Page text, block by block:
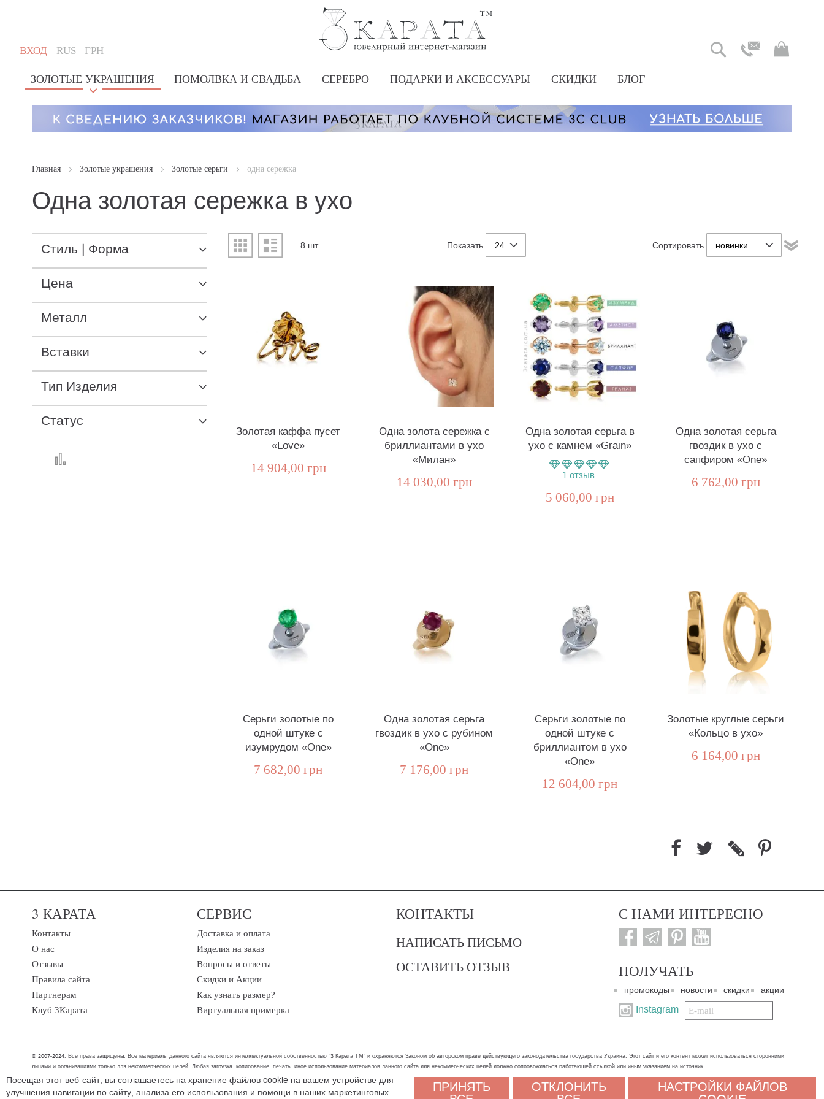
ВХОД
Skip
to
Content
Язык
RUS
Моя
Валюта
ГРН
ЗОЛОТЫЕ УКРАШЕНИЯ ПОМОЛВКА И СВАДЬБА СЕРЕБРО ПОДАРКИ И АКСЕССУАРЫ СКИДКИ БЛОГ
Главная Золотые украшения Золотые серьги одна сережка
Одна золотая сережка в ухо
Вид
Показать
8 шт. Сортировать
Золотая каффа пусет
«Love»
14 904,00 грн
Одна золота сережка с
бриллиантами в ухо
«Милан»
14 030,00 грн
Одна золотая серьга в
ухо с камнем «Grain»
1 отзыв
5 060,00 грн
Одна золотая серьга
гвоздик в ухо с
сапфиром «One»
6 762,00 грн
Серьги золотые по
одной штуке с
изумрудом «One»
7 682,00 грн
Одна золотая серьга
гвоздик в ухо с рубином
«One»
7 176,00 грн
Серьги золотые по
одной штуке с
бриллиантом в ухо
«One»
12 604,00 грн
Золотые круглые серьги
«Кольцо в ухо»
6 164,00 грн
Стиль | Форма
Цена
Металл
Вставки
Тип Изделия
Статус
3 КАРАТА
Контакты
О нас
Отзывы
Правила сайта
Партнерам
Клуб 3Карата
СЕРВИС
Доставка и оплата
Изделия на заказ
Вопросы и ответы
Скидки и Акции
Как узнать размер?
Виртуальная примерка
КОНТАКТЫ
НАПИСАТЬ ПИСЬМО
ОСТАВИТЬ ОТЗЫВ
С НАМИ ИНТЕРЕСНО
ПОЛУЧАТЬ
промокоды новости скидки акции
Instagram
Подписаться
на
© 2007-2024. Все права защищены. Все материалы данного сайта являются интеллектуальной собственностью "3 Карата ТМ" и охраняются Законом об авторском праве действующего законодательства государства Украина. Этот сайт и его контент может использоваться сторонними
лицами и организациями только для некоммерческих целей. Любая загрузка, копирование, печать, иное использование материалов данного сайта для некоммерческих целей должно сопровождаться работающей ссылкой или иным указанием на источник.
Мы обрабатываем персональные данные (cookies, IP-адрес, местоположение), чтобы вам было удобнее пользоваться сайтом. Оставаясь на сайте, вы соглашаетесь на обработку персональных данных. Если вы не согласны, пожалуйста, покиньте сайт и свяжитесь с нами
Посещая этот веб-сайт, вы соглашаетесь на хранение файлов cookie на вашем устройстве для
улучшения навигации по сайту, анализа его использования и помощи в наших маркетинговых
ПРИНЯТЬ ОТКЛОНИТЬ НАСТРОЙКИ ФАЙЛОВ